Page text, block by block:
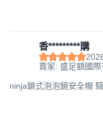
香*********購
賣家: 盛足額國際
ninja鎖式泡泡鏡安全帽